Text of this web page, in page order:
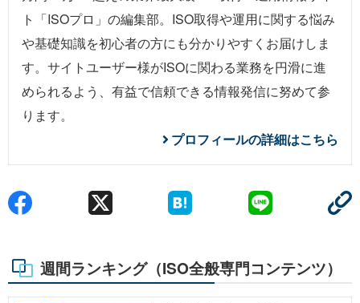
ト「ISOプロ」の編集部。ISO取得や運用に関する悩み
や基礎知識を初心者の方にも分かりやすくお届けしま
す。サイトユーザー様がISOに関わる業務を円滑に進
められるよう、有益で信頼できる情報発信に努めて参
ります。
プロフィールの詳細はこちら
週間ランキング（ISO全般専門コンテンツ）